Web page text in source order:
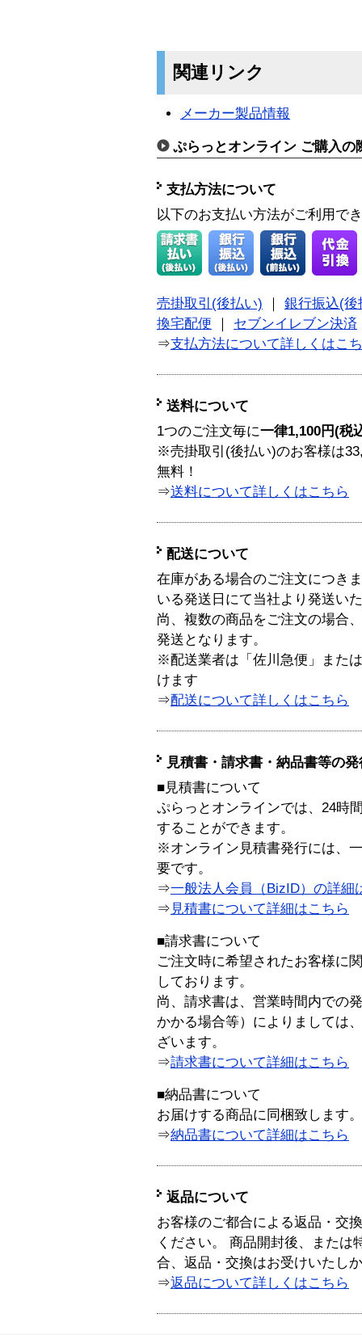
関連リンク
メーカー製品情報
ぷらっとオンライン ご購入の
支払方法について
以下のお支払い方法がご利用で
売掛取引(後払い)
銀行振込(後
換宅配便
セブンイレブン決済
⇒支払方法について詳しくはこ
送料について
1つのご注文毎に一律1,100円(税
※売掛取引(後払い)のお客様は
無料！
⇒送料について詳しくはこちら
配送について
在庫がある場合のご注文につき
いる発送日にて当社より発送い
尚、複数の商品をご注文の場合
発送となります。
※配送業者は「佐川急便」また
けます
⇒配送について詳しくはこちら
見積書・請求書・納品書等の
■見積書について
ぷらっとオンラインでは、24時
することができます。
※オンライン見積書発行には、
要です。
⇒一般法人会員（BizID）の詳細
⇒ 見積書について詳細はこちら
■請求書について
ご注文時に希望されたお客様に
しております。
尚、請求書は、営業時間内での
かかる場合等）によりましては
ざいます。
⇒請求書について詳細はこちら
■納品書について
お届けする商品に同梱致します。
⇒納品書について詳細はこちら
返品について
お客様のご都合による返品・交
ください。 商品開封後、または
合、返品・交換はお受けいたし
⇒返品について詳しくはこちら